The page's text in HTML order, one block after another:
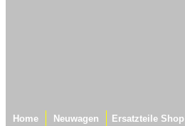
Home Neuwagen Ersatzteile Shop